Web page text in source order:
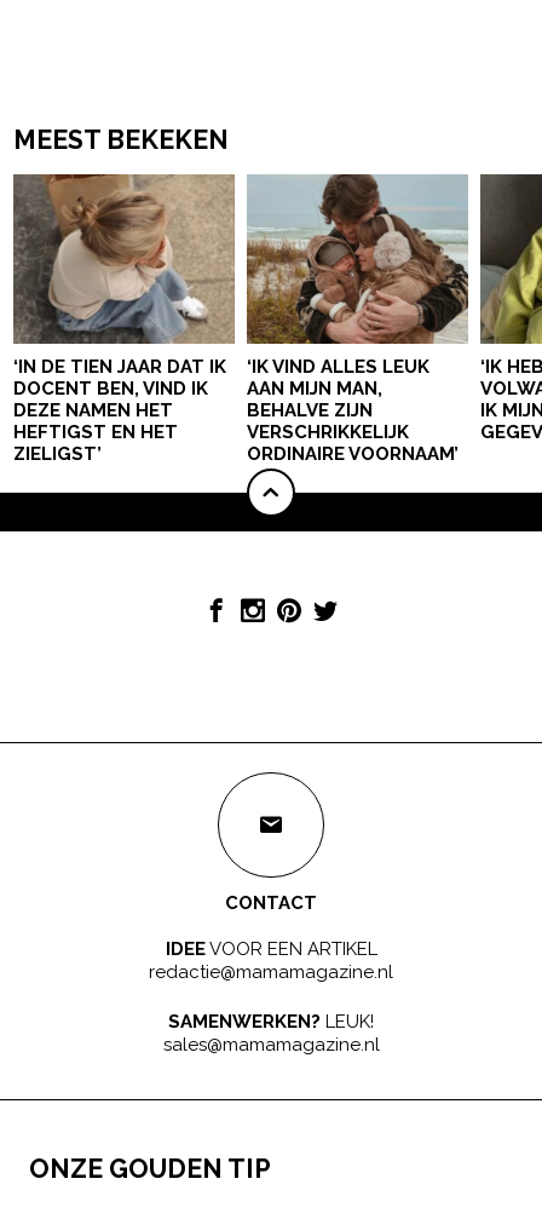
MEEST BEKEKEN
‘IN DE TIEN JAAR DAT IK
DOCENT BEN, VIND IK
DEZE NAMEN HET
HEFTIGST EN HET
ZIELIGST’
‘IK VIND ALLES LEUK
AAN MIJN MAN,
BEHALVE ZIJN
VERSCHRIKKELIJK
ORDINAIRE VOORNAAM’
‘IK
IK
CONTACT
IDEEVOOR EEN ARTIKEL
redactie@mamamagazine.nl
SAMENWERKEN? LEUK!
sales@mamamagazine.nl
ONZE GOUDEN TIP